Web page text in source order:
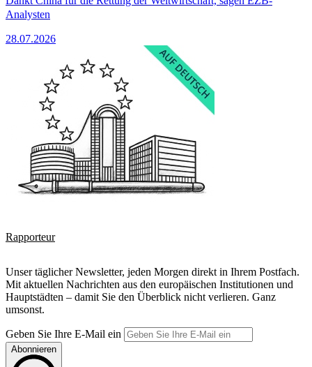
Analysten
28.07.2026
Rapporteur
Unser täglicher Newsletter, jeden Morgen direkt in Ihrem Postfach.
Mit aktuellen Nachrichten aus den europäischen Institutionen und
Hauptstädten – damit Sie den Überblick nicht verlieren. Ganz
umsonst.
Geben Sie Ihre E-Mail ein
Abonnieren